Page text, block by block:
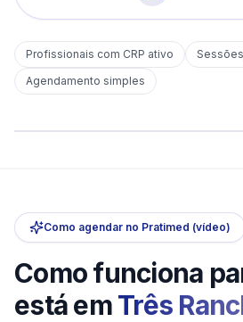
Profissionais com CRP ativo
Agendamento simples
Como agendar no Pratimed (vídeo)
Como funciona
está em Três